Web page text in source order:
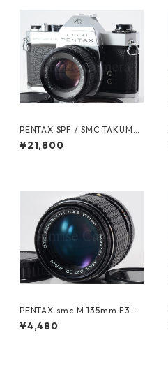
PENTAX SPF / SMC TAKUMA
R 55mm F1.8 ペンタックス (6
1604)
¥21,800
PENTAX smc M 135mm F3.5
Kマウント ペンタックス (613
49)
¥4,480